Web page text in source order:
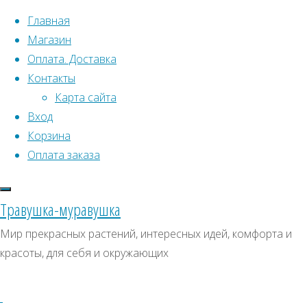
Перейти к содержимому
Главная
Магазин
Оплата. Доставка
Контакты
Карта сайта
Вход
Корзина
Оплата заказа
Травушка-муравушка
Мир прекрасных растений, интересных идей, комфорта и
красоты, для себя и окружающих
Что искать:
Поиск
с
меткой
“Редкие
Редкие
Искать:
СКИДКИ, АКЦИИ
Категории магазина